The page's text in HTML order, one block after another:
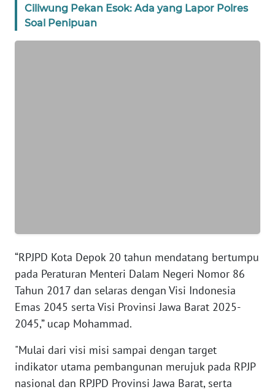
Ciliwung Pekan Esok: Ada yang Lapor Polres
Soal Penipuan
“RPJPD Kota Depok 20 tahun mendatang bertumpu
pada Peraturan Menteri Dalam Negeri Nomor 86
Tahun 2017 dan selaras dengan Visi Indonesia
Emas 2045 serta Visi Provinsi Jawa Barat 2025-
2045,” ucap Mohammad.
"Mulai dari visi misi sampai dengan target
indikator utama pembangunan merujuk pada RPJP
nasional dan RPJPD Provinsi Jawa Barat, serta
WN
BANTEN
BARAT
RIAU
WN
SERAMBI
WN
JAMBI